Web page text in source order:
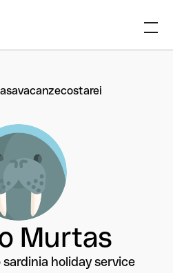
Murtas
holiday service